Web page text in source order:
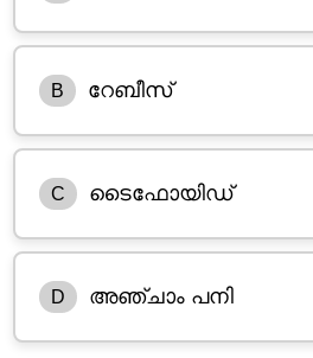
B റേബീസ്
C ടൈഫോയിഡ്
D അഞ്ചാം പനി